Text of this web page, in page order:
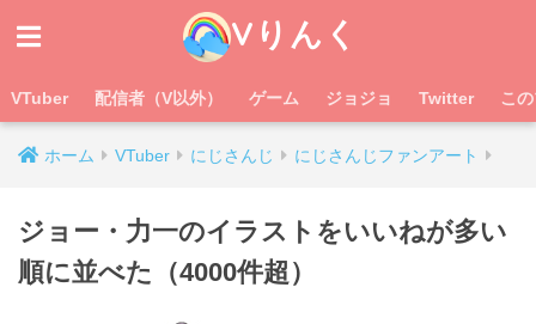
Vりんく
VTuber 配信者（V以外） ゲーム ジョジョ Twitter こ
ホーム VTuber にじさんじ にじさんじファンアート
ジョー・力一のイラストをいいねが多い
順に並べた（4000件超）